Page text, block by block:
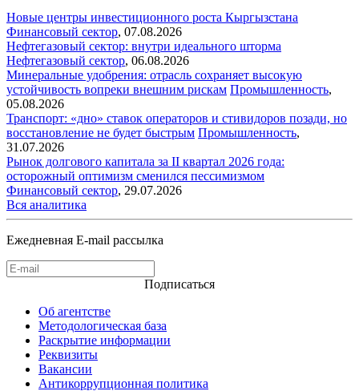
Новые центры инвестиционного роста Кыргызстана
Финансовый сектор, 07.08.2026
Нефтегазовый сектор: внутри идеального шторма
Нефтегазовый сектор, 06.08.2026
Минеральные удобрения: отрасль сохраняет высокую
устойчивость вопреки внешним рискам Промышленность,
05.08.2026
Транспорт: «дно» ставок операторов и стивидоров позади, но
восстановление не будет быстрым Промышленность,
31.07.2026
Рынок долгового капитала за II квартал 2026 года:
осторожный оптимизм сменился пессимизмом
Финансовый сектор, 29.07.2026
Вся аналитика
Ежедневная E-mail рассылка
Подписаться
Об агентстве
Методологическая база
Раскрытие информации
Реквизиты
Вакансии
Антикоррупционная политика